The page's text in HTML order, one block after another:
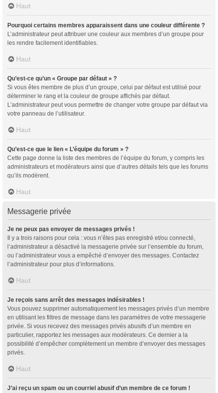
Haut
Pourquoi certains membres apparaissent dans une couleur différente ?
L’administrateur peut attribuer une couleur aux membres d’un groupe pour
les rendre facilement identifiables.
Haut
Qu’est-ce qu’un « Groupe par défaut » ?
Si vous êtes membre de plus d’un groupe, celui par défaut est utilisé pour
déterminer le rang et la couleur de groupe affichés par défaut.
L’administrateur peut vous permettre de changer votre groupe par défaut via
votre panneau de l’utilisateur.
Haut
Qu’est-ce que le lien « L’équipe du forum » ?
Cette page donne la liste des membres de l’équipe du forum, y compris les
administrateurs et modérateurs ainsi que d’autres détails tels que les forums
qu’ils modèrent.
Haut
Messagerie privée
Je ne peux pas envoyer de messages privés !
Il y a trois raisons pour cela : vous n’êtes pas enregistré et/ou connecté,
l’administrateur a désactivé la messagerie privée sur l’ensemble du forum,
ou l’administrateur vous a empêché d’envoyer des messages. Contactez
l’administrateur pour plus d’informations.
Haut
Je reçois sans arrêt des messages indésirables !
Vous pouvez supprimer automatiquement les messages privés d’un membre
en utilisant les filtres de message dans les paramètres de votre messagerie
privée. Si vous recevez des messages privés abusifs d’un membre en
particulier, rapportez les messages aux modérateurs. Ce dernier a la
possibilité d’empêcher complètement un membre d’envoyer des messages
privés.
Haut
J’ai reçu un spam ou un courriel abusif d’un membre de ce forum !